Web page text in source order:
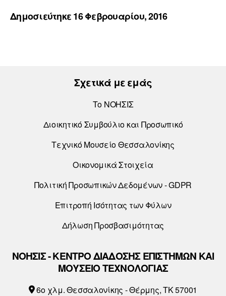
Δημοσιεύτηκε 16 Φεβρουαρίου, 2016
Σχετικά με εμάς
Το ΝΟΗΣΙΣ
Διοικητικό Συμβούλιο και Προσωπικό
Τεχνικό Μουσείο Θεσσαλονίκης
Οικονομικά Στοιχεία
Πολιτική Προσωπικών Δεδομένων - GDPR
Επιτροπή Ισότητας των Φύλων
Δήλωση Προσβασιμότητας
ΝΟΗΣΙΣ - ΚΕΝΤΡΟ ΔΙΑΔΟΣΗΣ ΕΠΙΣΤΗΜΩΝ ΚΑΙ
ΜΟΥΣΕΙΟ ΤΕΧΝΟΛΟΓΙΑΣ
6o χλμ. Θεσσαλονίκης - Θέρμης, ΤΚ 57001